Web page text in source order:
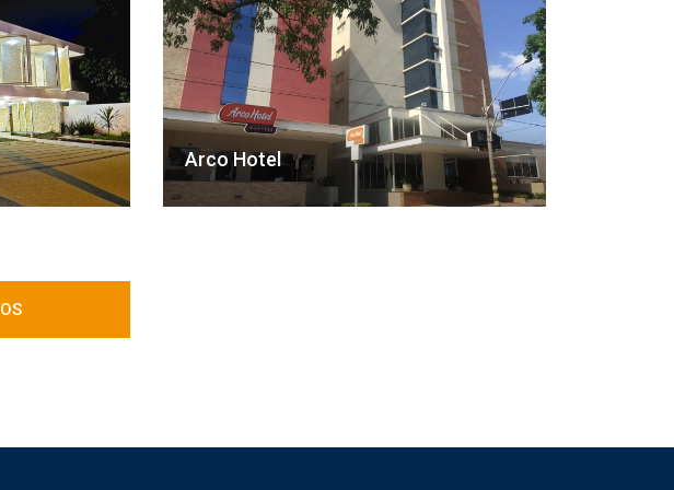
Arco Hotel